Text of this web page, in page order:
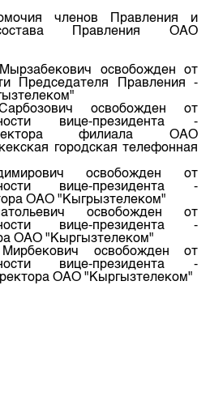
ГЦБ
по депозитам
членов Правления и
Правления ОАО
освобожден от
Председателя Правления -
освобожден от
вице-президента -
филиала ОАО
городская телефонная
освобожден от
вице-президента -
ОАО "Кыгрызтелеком"
освобожден от
вице-президента -
ОАО "Кыргызтелеком"
освобожден от
вице-президента -
ОАО "Кыргызтелеком"